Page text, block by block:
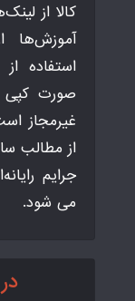
کالا از
آموزش‌ها
استفاده
صورت کپی
غیرمجاز
از مطالب
جرایم
می شود.